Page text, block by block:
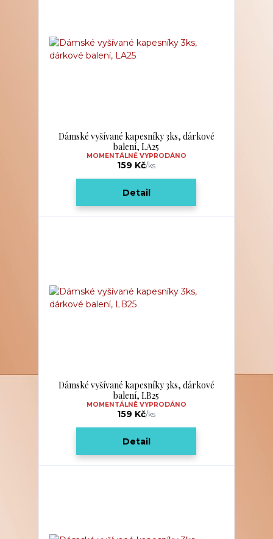
Dámské vyšívané kapesníky 3ks, dárkové
balení, LA25
159 Kč/ks
MOMENTÁLNĚ VYPRODÁNO
Detail
Dámské vyšívané kapesníky 3ks, dárkové
balení, LB25
159 Kč/ks
MOMENTÁLNĚ VYPRODÁNO
Detail